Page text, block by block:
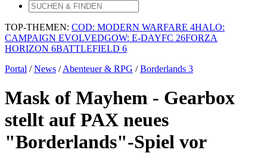
TOP-THEMEN: COD: MODERN WARFARE 4HALO:
CAMPAIGN EVOLVEDGOW: E-DAYFC 26FORZA
HORIZON 6BATTLEFIELD 6
Portal /News /Abenteuer & RPG /Borderlands 3
Mask of Mayhem - Gearbox
stellt auf PAX neues
"Borderlands"-Spiel vor